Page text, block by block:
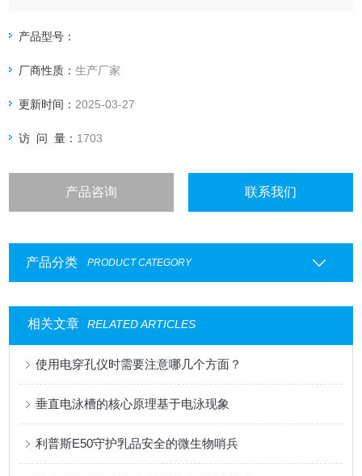
疫、肿瘤、细胞生物、神经生物、传染病等领域。
产品型号：
厂商性质：生产厂家
更新时间： 2025-03-27
访 问 量： 1703
产品咨询 联系我们
产品分类 PRODUCT CATEGORY
相关文章 RELATED ARTICLES
使用电穿孔仪时需要注意哪几个方面？
垂直电泳槽的核心原理基于电泳现象
利普斯E50守护乳品安全的微生物哨兵